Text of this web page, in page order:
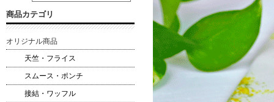
商品カテゴリ
オリジナル商品
天竺・フライス
スムース・ポンチ
接結・ワッフル